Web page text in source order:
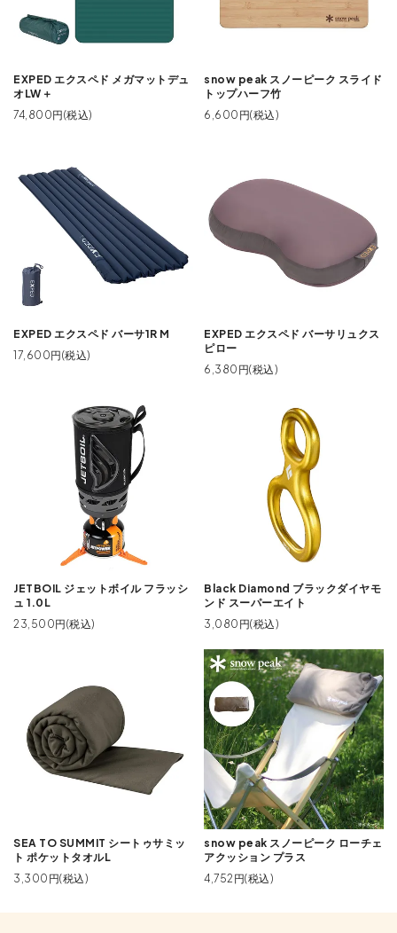
EXPED エクスペド メガマットデュ
オLW＋
74,800円(税込)
snow peak スノーピーク スライド
トップハーフ竹
6,600円(税込)
EXPED エクスペド バーサ1R M
17,600円(税込)
EXPED エクスペド バーサリュクス
ピロー
6,380円(税込)
JETBOIL ジェットボイル フラッシ
ュ 1.0L
23,500円(税込)
Black Diamond ブラックダイヤモ
ンド スーパーエイト
3,080円(税込)
SEA TO SUMMIT シートゥサミッ
ト ポケットタオルL
3,300円(税込)
snow peak スノーピーク ローチェ
アクッション プラス
4,752円(税込)